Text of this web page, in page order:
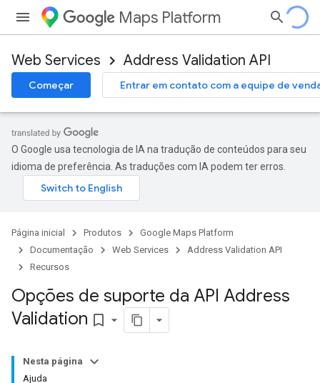
Maps Platform
Web Services Address Validation API
Começar Entrar em contato com a equipe de
O Google usa tecnologia de IA na tradução de conteúdos para seu
idioma de preferência. As traduções com IA podem ter erros.
Página inicial Produtos
Google Maps Platform
Documentação
Web Services
Address Validation API
Recursos
Opções de suporte da API Address
Validation bookmark_border
Nesta página
Ajuda